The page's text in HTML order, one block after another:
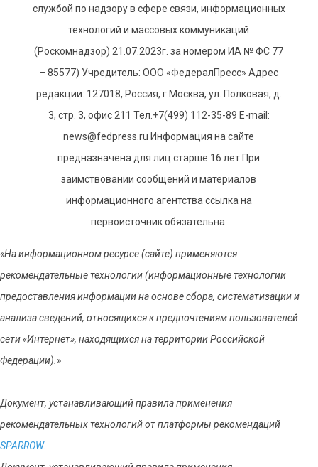
службой по надзору в сфере связи, информационных
технологий и массовых коммуникаций
(Роскомнадзор) 21.07.2023г. за номером ИА № ФС 77
– 85577) Учредитель: ООО «ФедералПресс» Адрес
редакции: 127018, Россия, г.Москва, ул. Полковая, д.
3, стр. 3, офис 211 Тел.+7(499) 112-35-89 E-mail:
news@fedpress.ru Информация на сайте
предназначена для лиц старше 16 лет При
заимствовании сообщений и материалов
информационного агентства ссылка на
первоисточник обязательна.
«На информационном ресурсе (сайте) применяются
рекомендательные технологии (информационные технологии
предоставления информации на основе сбора, систематизации и
анализа сведений, относящихся к предпочтениям пользователей
сети «Интернет», находящихся на территории Российской
Федерации).»
Документ, устанавливающий правила применения
рекомендательных технологий от платформы рекомендаций
SPARROW.